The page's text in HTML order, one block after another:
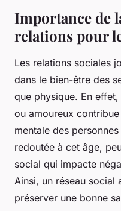
Importance de
relations pour
Les relations sociales
dans le bien-être des
que physique. En
ou amoureux
mentale des
redoutée à cet âge,
social qui impacte
Ainsi, un réseau social
préserver une bonne